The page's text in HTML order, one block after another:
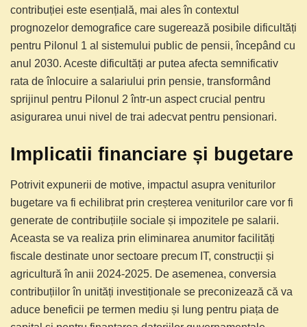
contribuției este esențială, mai ales în contextul
prognozelor demografice care sugerează posibile dificultăți
pentru Pilonul 1 al sistemului public de pensii, începând cu
anul 2030. Aceste dificultăți ar putea afecta semnificativ
rata de înlocuire a salariului prin pensie, transformând
sprijinul pentru Pilonul 2 într-un aspect crucial pentru
asigurarea unui nivel de trai adecvat pentru pensionari.
Implicatii financiare și bugetare
Potrivit expunerii de motive, impactul asupra veniturilor
bugetare va fi echilibrat prin creșterea veniturilor care vor fi
generate de contribuțiile sociale și impozitele pe salarii.
Aceasta se va realiza prin eliminarea anumitor facilități
fiscale destinate unor sectoare precum IT, construcții și
agricultură în anii 2024-2025. De asemenea, conversia
contribuțiilor în unități investiționale se preconizează că va
aduce beneficii pe termen mediu și lung pentru piața de